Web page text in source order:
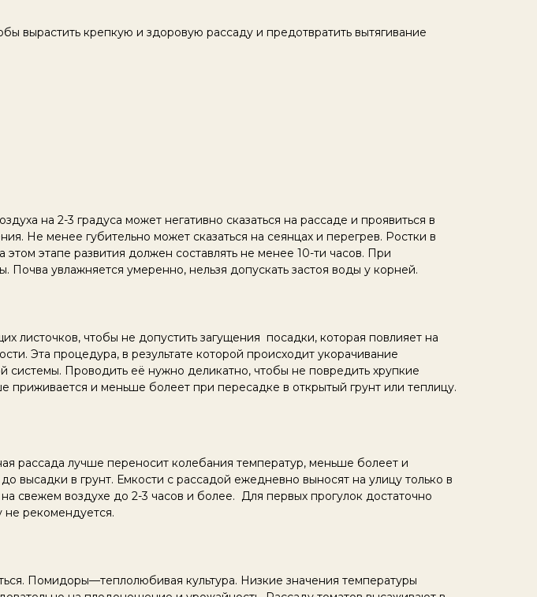
вырастить крепкую и здоровую рассаду и предотвратить вытягивание
на 2-3 градуса может негативно сказаться на рассаде и проявиться в
Не менее губительно может сказаться на сеянцах и перегрев. Ростки в
этапе развития должен составлять не менее 10-ти часов. При
увлажняется умеренно, нельзя допускать застоя воды у корней.
листочков, чтобы не допустить загущения посадки, которая повлияет на
Эта процедура, в результате которой происходит укорачивание
Проводить её нужно деликатно, чтобы не повредить хрупкие
и меньше болеет при пересадке в открытый грунт или теплицу.
рассада лучше переносит колебания температур, меньше болеет и
высадки в грунт. Емкости с рассадой ежедневно выносят на улицу только в
свежем воздухе до 2-3 часов и более. Для первых прогулок достаточно
не рекомендуется.
Помидоры—теплолюбивая культура. Низкие значения температуры